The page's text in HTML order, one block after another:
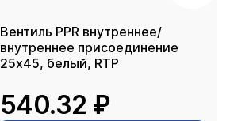
Вентиль PPR внутреннее/
внутреннее присоединение
25х45, белый, RTP
540.32 ₽